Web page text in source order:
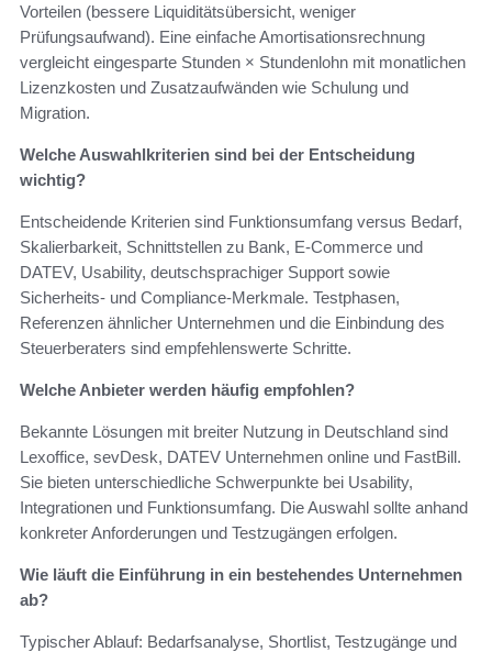
Vorteilen (bessere Liquiditätsübersicht, weniger
Prüfungsaufwand). Eine einfache Amortisationsrechnung
vergleicht eingesparte Stunden × Stundenlohn mit monatlichen
Lizenzkosten und Zusatzaufwänden wie Schulung und
Migration.
Welche Auswahlkriterien sind bei der Entscheidung
wichtig?
Entscheidende Kriterien sind Funktionsumfang versus Bedarf,
Skalierbarkeit, Schnittstellen zu Bank, E-Commerce und
DATEV, Usability, deutschsprachiger Support sowie
Sicherheits- und Compliance-Merkmale. Testphasen,
Referenzen ähnlicher Unternehmen und die Einbindung des
Steuerberaters sind empfehlenswerte Schritte.
Welche Anbieter werden häufig empfohlen?
Bekannte Lösungen mit breiter Nutzung in Deutschland sind
Lexoffice, sevDesk, DATEV Unternehmen online und FastBill.
Sie bieten unterschiedliche Schwerpunkte bei Usability,
Integrationen und Funktionsumfang. Die Auswahl sollte anhand
konkreter Anforderungen und Testzugängen erfolgen.
Wie läuft die Einführung in ein bestehendes Unternehmen
ab?
Typischer Ablauf: Bedarfsanalyse, Shortlist, Testzugänge und